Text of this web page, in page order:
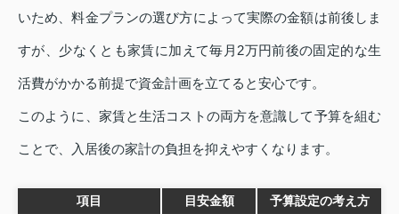
いため、料金プランの選び方によって実際の金額は前後しま
すが、少なくとも家賃に加えて毎月2万円前後の固定的な生
活費がかかる前提で資金計画を立てると安心です。
このように、家賃と生活コストの両方を意識して予算を組む
ことで、入居後の家計の負担を抑えやすくなります。
項目 目安金額 予算設定の考え方